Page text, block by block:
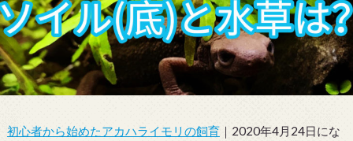
初心者から始めたアカハライモリの飼育｜2020年4月24日にな